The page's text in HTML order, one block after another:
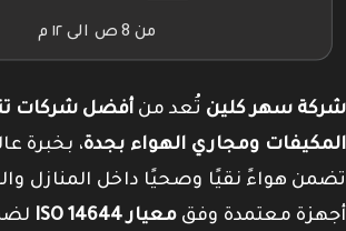
من 8 ص الى ١٢ م
شركة سهر كلين تُعد من أفضل شركات
المكيفات ومجاري الهواء بجدة، بخبرة
تضمن هواءً نقيًا وصحيًا داخل المنازل
أجهزة معتمدة وفق معيار ISO 14644